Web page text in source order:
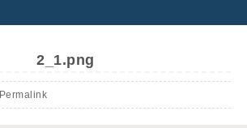
2_1.png
Permalink